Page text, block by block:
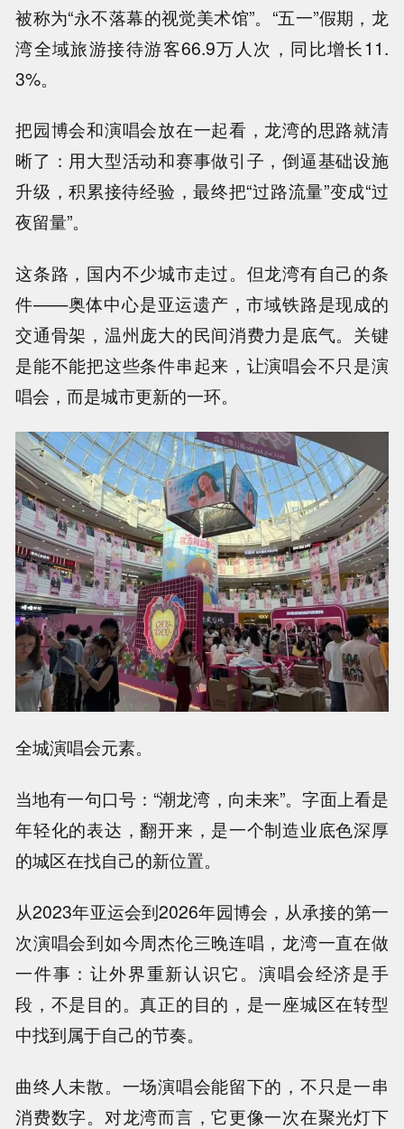
被称为“永不落幕的视觉美术馆”。“五一”假期，龙
湾全域旅游接待游客66.9万人次，同比增长11.
3%。
把园博会和演唱会放在一起看，龙湾的思路就清
晰了：用大型活动和赛事做引子，倒逼基础设施
升级，积累接待经验，最终把“过路流量”变成“过
夜留量”。
这条路，国内不少城市走过。但龙湾有自己的条
件——奥体中心是亚运遗产，市域铁路是现成的
交通骨架，温州庞大的民间消费力是底气。关键
是能不能把这些条件串起来，让演唱会不只是演
唱会，而是城市更新的一环。
全城演唱会元素。
当地有一句口号：“潮龙湾，向未来”。字面上看是
年轻化的表达，翻开来，是一个制造业底色深厚
的城区在找自己的新位置。
从2023年亚运会到2026年园博会，从承接的第一
次演唱会到如今周杰伦三晚连唱，龙湾一直在做
一件事：让外界重新认识它。演唱会经济是手
段，不是目的。真正的目的，是一座城区在转型
中找到属于自己的节奏。
曲终人未散。一场演唱会能留下的，不只是一串
消费数字。对龙湾而言，它更像一次在聚光灯下